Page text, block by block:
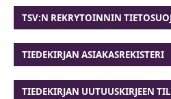
TSV:N REKRYTOINNIN
TIEDEKIRJAN ASIAKASREKISTERI
TIEDEKIRJAN UUTUUSKIRJEEN